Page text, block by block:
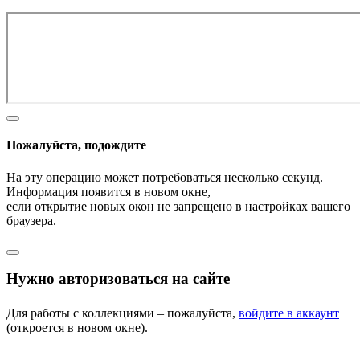
Пожалуйста, подождите
На эту операцию может потребоваться несколько секунд.
Информация появится в новом окне,
если открытие новых окон не запрещено в настройках вашего
браузера.
Нужно авторизоваться на сайте
Для работы с коллекциями – пожалуйста, войдите в аккаунт
(откроется в новом окне).